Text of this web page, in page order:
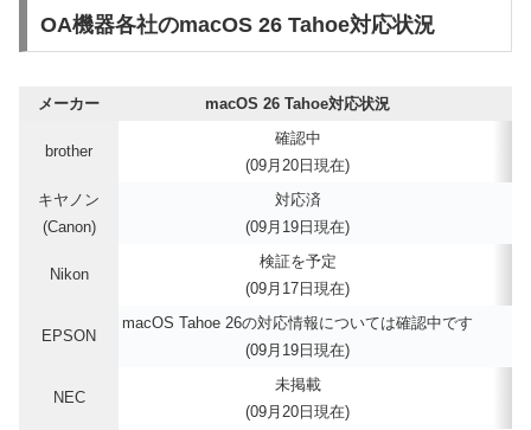
OA機器各社のmacOS 26 Tahoe対応状況
メーカー macOS 26 Tahoe対応状況
brother
確認中
(09月20日現在)
キヤノン
(Canon)
対応済
(09月19日現在)
Nikon
検証を予定
(09月17日現在)
EPSON
macOS Tahoe 26の対応情報については確認中です
(09月19日現在)
NEC
未掲載
(09月20日現在)